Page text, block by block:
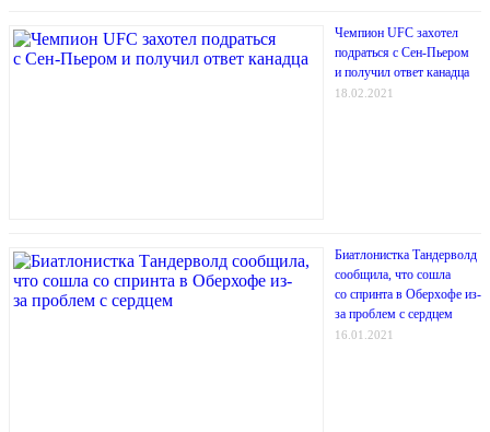
Чемпион UFC захотел
подраться с Сен-Пьером
и получил ответ канадца
18.02.2021
Биатлонистка Тандерволд
сообщила, что сошла
со спринта в Оберхофе из-
за проблем с сердцем
16.01.2021